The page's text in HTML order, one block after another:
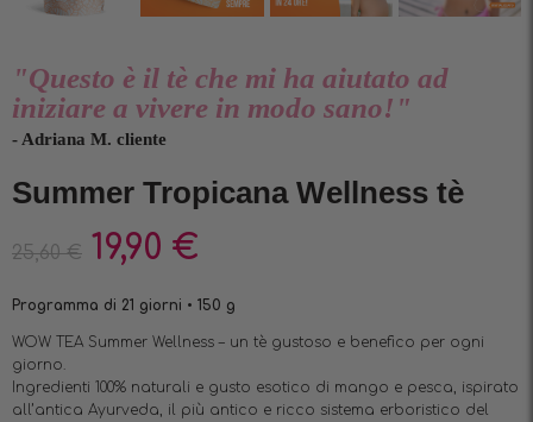
"Questo è il tè che mi ha aiutato ad
iniziare a vivere in modo sano!"
- Adriana M. cliente
Summer Tropicana Wellness tè
25,60€ 19,90 €
Programma di 21 giorni • 150 g
WOW TEA Summer Wellness – un tè gustoso e benefico per ogni
giorno.
Ingredienti 100% naturali e gusto esotico di mango e pesca, ispirato
all’antica Ayurveda, il più antico e ricco sistema erboristico del